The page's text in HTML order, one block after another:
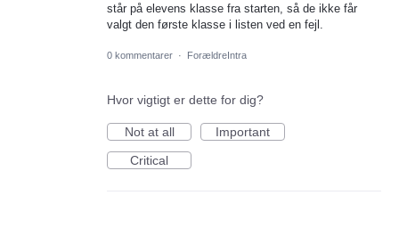
står på elevens klasse fra starten, så de ikke får
valgt den første klasse i listen ved en fejl.
0 kommentarer · ForældreIntra
Hvor vigtigt er dette for dig?
Not at all
Important
Critical